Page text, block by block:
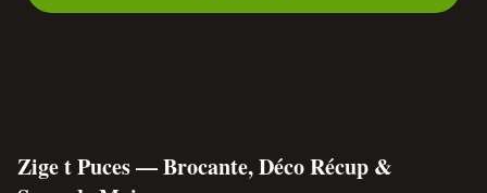
Zige t Puces — Brocante, Déco Récup &